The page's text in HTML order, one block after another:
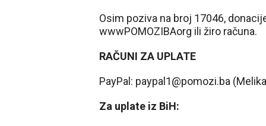
Osim poziva na broj 17046,
wwwPOMOZIBAorg ili žiro računa.
RAČUNI ZA UPLATE
PayPal: paypal1@pomozi.ba
Za uplate iz BiH: